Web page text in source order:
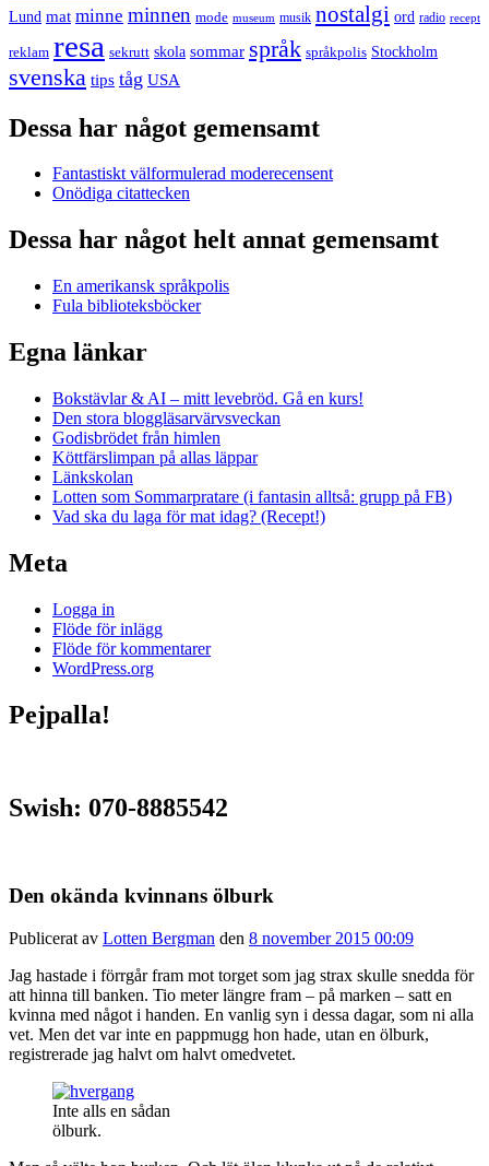
Lund mat minne minnen mode museum musik nostalgi ord radio recept
reklam resa sekrutt skola sommar språk språkpolis Stockholm
svenska tips tåg USA
Dessa har något gemensamt
Fantastiskt välformulerad moderecensent
Onödiga citattecken
Dessa har något helt annat gemensamt
En amerikansk språkpolis
Fula biblioteksböcker
Egna länkar
Bokstävlar & AI – mitt levebröd. Gå en kurs!
Den stora bloggläsarvärvsveckan
Godisbrödet från himlen
Köttfärslimpan på allas läppar
Länkskolan
Lotten som Sommarpratare (i fantasin alltså: grupp på FB)
Vad ska du laga för mat idag? (Recept!)
Meta
Logga in
Flöde för inlägg
Flöde för kommentarer
WordPress.org
Pejpalla!
Swish: 070-8885542
Den okända kvinnans ölburk
Publicerat av Lotten Bergman den 8 november 2015 00:09
Jag hastade i förrgår fram mot torget som jag strax skulle snedda för
att hinna till banken. Tio meter längre fram – på marken – satt en
kvinna med något i handen. En vanlig syn i dessa dagar, som ni alla
vet. Men det var inte en pappmugg hon hade, utan en ölburk,
registrerade jag halvt om halvt omedvetet.
Inte alls en sådan
ölburk.